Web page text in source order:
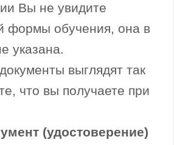
Вы не увидите
формы обучения, она в
указана.
выглядят так
что вы получаете при
(удостоверение)